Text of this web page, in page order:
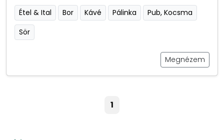
Étel & Ital Bor Kávé Pálinka
Pub, Kocsma
Sör
Megnézem
1